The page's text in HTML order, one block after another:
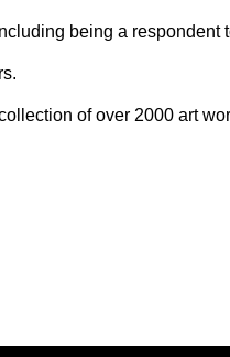
being a respondent
of over 2000 art